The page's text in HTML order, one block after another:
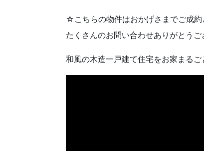
☆こちらの物件はおかげさまでご成約
たくさんのお問い合わせありがとうご
和風の木造一戸建て住宅をお家まる